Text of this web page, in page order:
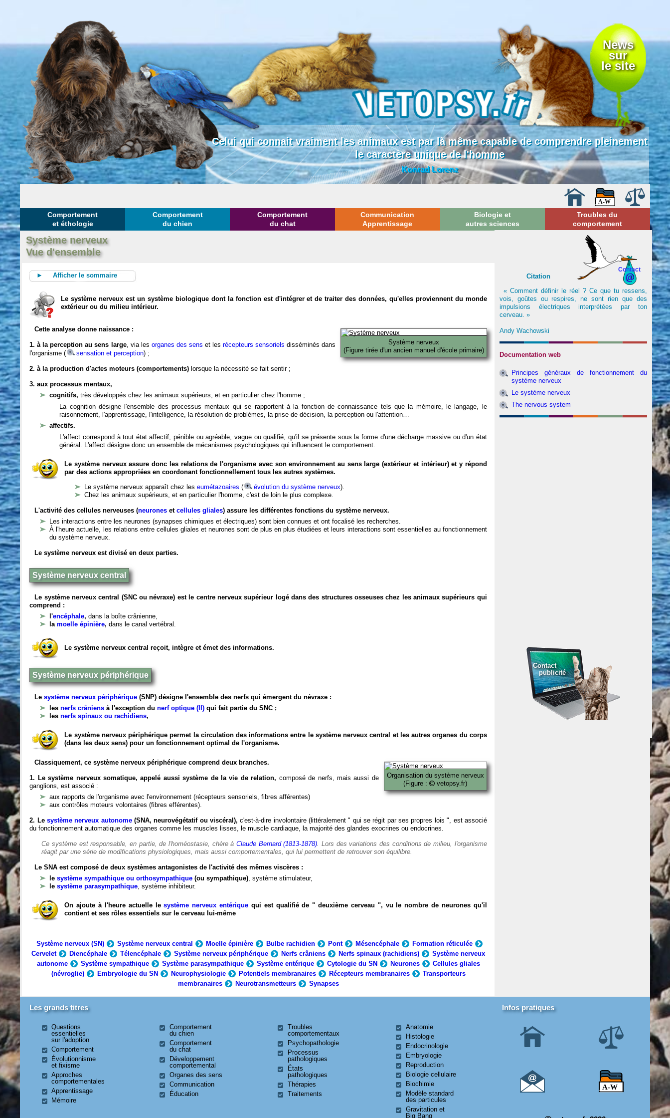
News
sur
le site
Celui qui connait vraiment les animaux est par là même capable de comprendre pleinement
le caractère unique de l'homme
Konrad Lorenz
Comportement
et éthologie
Comportement
du chien
Comportement
du chat
Communication
Apprentissage
Biologie et
autres sciences
Troubles du
comportement
Système nerveux
Vue d'ensemble
► Afficher le sommaire
Le système nerveux est un système biologique dont la fonction est d'intégrer et de traiter des données, qu'elles proviennent du monde
extérieur ou du milieu intérieur.
Système nerveux
(Figure tirée d'un ancien manuel d'école primaire)
Cette analyse donne naissance :
1. à la perception au sens large, via les organes des sens et les récepteurs sensoriels disséminés dans
l'organisme (
sensation et perception) ;
2. à la production d'actes moteurs (comportements) lorsque la nécessité se fait sentir ;
3. aux processus mentaux,
cognitifs,très développés chez les animaux supérieurs, et en particulier chez l'homme ;
La cognition désigne l'ensemble des processus mentaux qui se rapportent à la fonction de connaissance tels que la mémoire, le langage, le
raisonnement, l'apprentissage, l'intelligence, la résolution de problèmes, la prise de décision, la perception ou l'attention…
affectifs.
L'affect correspond à tout état affectif, pénible ou agréable, vague ou qualifié, qu'il se présente sous la forme d'une décharge massive ou d'un état
général. L'affect désigne donc un ensemble de mécanismes psychologiques qui influencent le comportement.
Le système nerveux assure donc les relations de l'organisme avec son environnement au sens large (extérieur et intérieur) et y répond
par des actions appropriées en coordonant fonctionnellement tous les autres systèmes.
Le système nerveux apparaît chez leseumétazoaires ( évolution du système nerveux).
Chez les animaux supérieurs, et en particulier l'homme, c'est de loin le plus complexe.
L'activité des cellules nerveuses (neurones etcellules gliales) assure les différentes fonctions du système nerveux.
Les interactions entre les neurones (synapses chimiques et électriques) sont bien connues et ont focalisé les recherches.
À l'heure actuelle, les relations entre cellules gliales et neurones sont de plus en plus étudiées et leurs interactions sont essentielles au fonctionnement
du système nerveux.
Le système nerveux est divisé en deux parties.
Système nerveux central
Le système nerveux central (SNC ou névraxe) est le centre nerveux supérieur logé dans des structures osseuses chez les animaux supérieurs qui
comprend :
l'encéphale,dans la boîte crânienne,
lamoelle épinière,dans le canal vertébral.
Le système nerveux central reçoit, intègre et émet des informations.
Système nerveux périphérique
Lesystème nerveux périphérique (SNP) désigne l'ensemble des nerfs qui émergent du névraxe :
lesnerfs crâniens à l'exception du nerf optique (II) qui fait partie du SNC ;
lesnerfs spinaux ou rachidiens,
Le système nerveux périphérique permet la circulation des informations entre le système nerveux central et les autres organes du corps
(dans les deux sens) pour un fonctionnement optimal de l'organisme.
Organisation du système nerveux
(Figure :
vetopsy.fr)
Classiquement, ce système nerveux périphérique comprend deux branches.
1. Le système nerveux somatique, appelé aussi système de la vie de relation, composé de nerfs, mais aussi de
ganglions, est associé :
aux rapports de l'organisme avec l'environnement (récepteurs sensoriels, fibres afférentes)
aux contrôles moteurs volontaires (fibres efférentes).
2. Le système nerveux autonome(SNA, neurovégétatif ou viscéral), c'est-à-dire involontaire (littéralement " qui se régit par ses propres lois ", est associé
du fonctionnement automatique des organes comme les muscles lisses, le muscle cardiaque, la majorité des glandes exocrines ou endocrines.
Ce système est responsable, en partie, de l'homéostasie, chère àClaude Bernard (1813-1878). Lors des variations des conditions de milieu, l'organisme
réagit par une série de modifications physiologiques, mais aussi comportementales, qui lui permettent de retrouver son équilibre.
Le SNA est composé de deux systèmes antagonistes de l'activité des mêmes viscères :
lesystème sympathique ou orthosympathique (ou sympathique), système stimulateur,
lesystème parasympathique, système inhibiteur.
On ajoute à l'heure actuelle lesystème nerveux entérique qui est qualifié de " deuxième cerveau ", vu le nombre de neurones qu'il
contient et ses rôles essentiels sur le cerveau lui-même
Système nerveux (SN) Système nerveux central Moelle épinière Bulbe rachidien Pont Mésencéphale
Formation réticulée
Cervelet
Diencéphale Télencéphale Système nerveux périphérique Nerfs crâniens Nerfs spinaux (rachidiens)
Système nerveux
autonome
Système sympathique Système parasympathique Système entérique Cytologie du SN Neurones
Cellules gliales
(névroglie)
Embryologie du SN Neurophysiologie Potentiels membranaires Récepteurs membranaires
Transporteurs
membranaires
Neurotransmetteurs Synapses
Contact
Citation
« Comment définir le réel ? Ce que tu ressens,
vois, goûtes ou respires, ne sont rien que des
impulsions électriques interprétées par ton
cerveau. »
Andy Wachowski
Documentation web
Principes généraux de fonctionnement du
système nerveux
Le système nerveux
The nervous system
Contact
publicité
Les grands titres
Questions
essentielles
sur l'adoption
Comportement
Évolutionnisme
et fixisme
Approches
comportementales
Apprentissage
Mémoire
Comportement
du chien
Comportement
du chat
Développement
comportemental
Organes des sens
Communication
Éducation
Troubles
comportementaux
Psychopathologie
Processus
pathologiques
États
pathologiques
Thérapies
Traitements
Anatomie
Histologie
Endocrinologie
Embryologie
Reproduction
Biologie cellulaire
Biochimie
Modèle standard
des particules
Gravitation et
Big Bang
Infos pratiques